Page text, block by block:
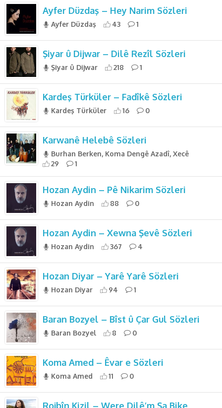
Ayfer Düzdaş – Hey Narim Sözleri
Ayfer Düzdaş 43 1
Şiyar û Dijwar – Dilê Rezîl Sözleri
Şiyar û Dijwar 218 1
Kardeş Türküler – Fadîkê Sözleri
Kardeş Türküler 16 0
Karwanê Helebê Sözleri
Burhan Berken, Koma Dengê Azadî, Xecê
29
1
Hozan Aydin – Pê Nikarim Sözleri
Hozan Aydin 88 0
Hozan Aydin – Xewna Şevê Sözleri
Hozan Aydin 367 4
Hozan Diyar – Yarê Yarê Sözleri
Hozan Diyar 94 1
Baran Bozyel – Bîst û Çar Gul Sözleri
Baran Bozyel 8 0
Koma Amed – Êvar e Sözleri
Koma Amed 11 0
Rojbîn Kizil – Were Dilê’m Şa Bike